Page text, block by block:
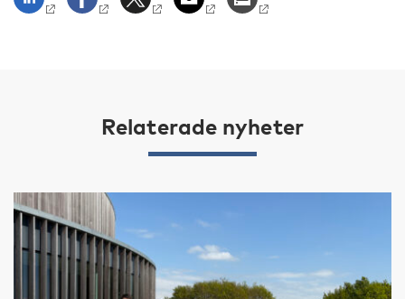
Relaterade nyheter